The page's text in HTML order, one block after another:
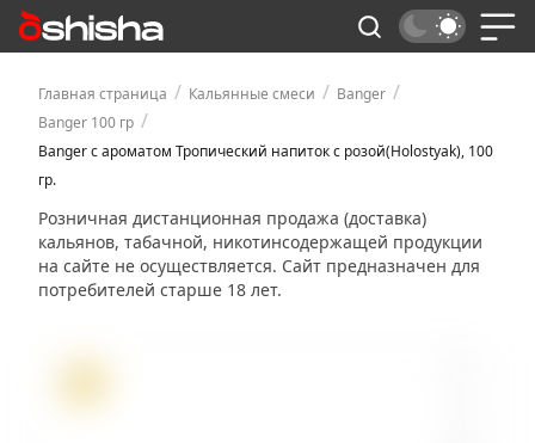
Главная страница / Кальянные смеси / Banger /
Banger 100 гр /
Banger с ароматом Тропический напиток с розой(Holostyak), 100
гр.
Розничная дистанционная продажа (доставка)
кальянов, табачной, никотинсодержащей продукции
на сайте не осуществляется. Сайт предназначен для
потребителей старше 18 лет.